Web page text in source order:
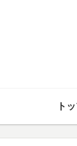
ト